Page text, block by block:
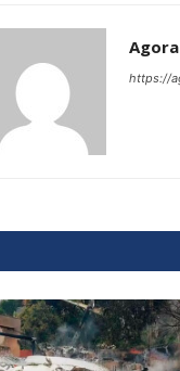
https://